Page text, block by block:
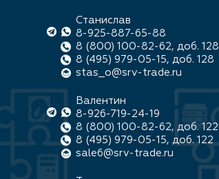
Станислав
8-925-887-65-88
8 (800) 100-82-62, доб. 128
8 (495) 979-05-15, доб. 128
stas_o@srv-trade.ru
Валентин
8-926-719-24-19
8 (800) 100-82-62, доб. 122
8 (495) 979-05-15, доб. 122
sale6@srv-trade.ru